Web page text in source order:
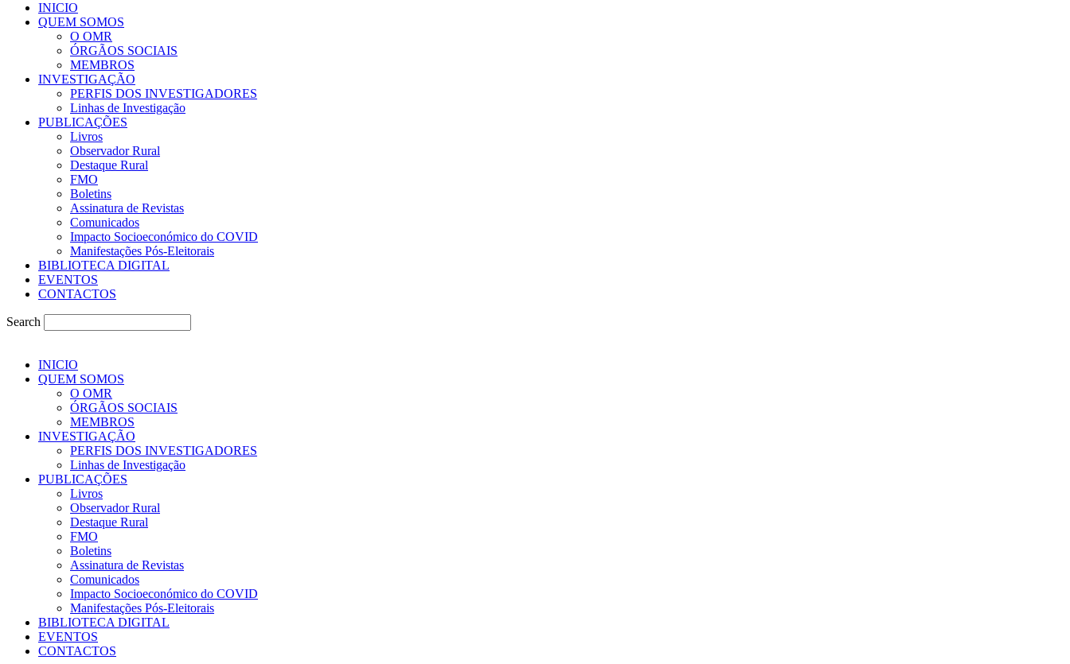
INICIO
QUEM SOMOS
O OMR
ÓRGÃOS SOCIAIS
MEMBROS
INVESTIGAÇÃO
PERFIS DOS INVESTIGADORES
Linhas de Investigação
PUBLICAÇÕES
Livros
Observador Rural
Destaque Rural
FMO
Boletins
Assinatura de Revistas
Comunicados
Impacto Socioeconómico do COVID
Manifestações Pós-Eleitorais
BIBLIOTECA DIGITAL
EVENTOS
CONTACTOS
Search
INICIO
QUEM SOMOS
O OMR
ÓRGÃOS SOCIAIS
MEMBROS
INVESTIGAÇÃO
PERFIS DOS INVESTIGADORES
Linhas de Investigação
PUBLICAÇÕES
Livros
Observador Rural
Destaque Rural
FMO
Boletins
Assinatura de Revistas
Comunicados
Impacto Socioeconómico do COVID
Manifestações Pós-Eleitorais
BIBLIOTECA DIGITAL
EVENTOS
CONTACTOS